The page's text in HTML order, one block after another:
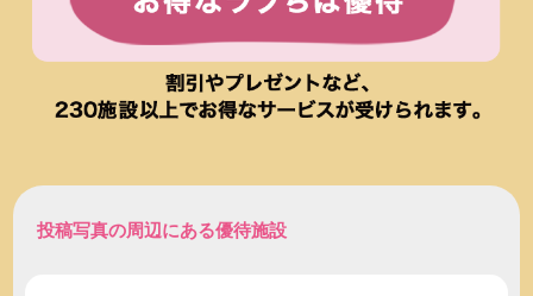
投稿写真の周辺にある優待施設